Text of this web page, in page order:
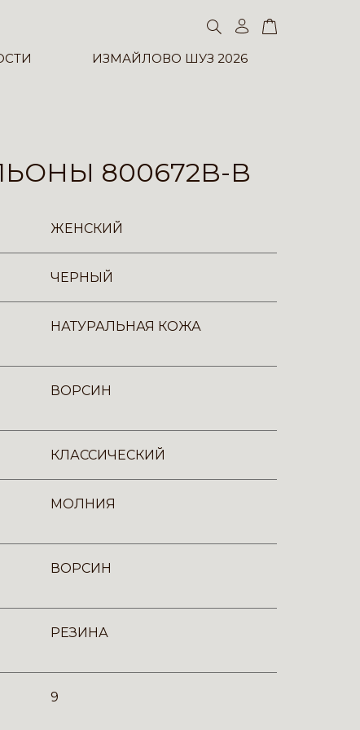
ИЗМАЙЛОВО ШУЗ 2026
800672B-B
ЖЕНСКИЙ
ЧЕРНЫЙ
НАТУРАЛЬНАЯ КОЖА
ВОРСИН
КЛАССИЧЕСКИЙ
МОЛНИЯ
ВОРСИН
РЕЗИНА
9